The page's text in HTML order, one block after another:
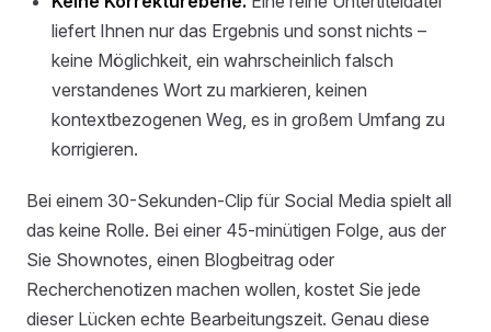
liefert Ihnen nur das Ergebnis und sonst nichts –
keine Möglichkeit, ein wahrscheinlich falsch
verstandenes Wort zu markieren, keinen
kontextbezogenen Weg, es in großem Umfang zu
korrigieren.
Bei einem 30-Sekunden-Clip für Social Media spielt all
das keine Rolle. Bei einer 45-minütigen Folge, aus der
Sie Shownotes, einen Blogbeitrag oder
Recherchenotizen machen wollen, kostet Sie jede
dieser Lücken echte Bearbeitungszeit. Genau diese